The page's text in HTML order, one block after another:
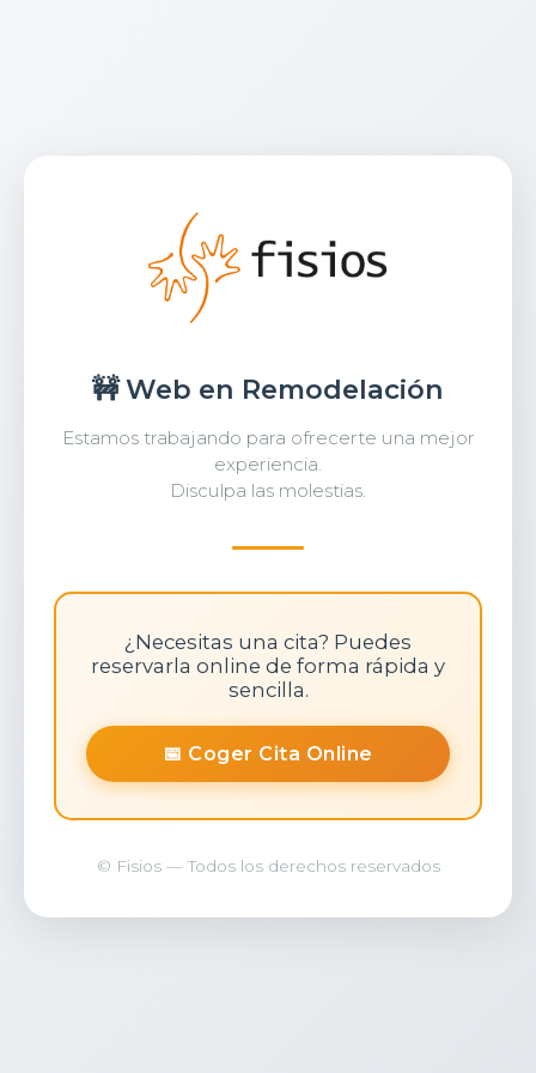
🚧 Web en Remodelación
Estamos trabajando para ofrecerte una mejor
experiencia.
Disculpa las molestias.
¿Necesitas una cita? Puedes
reservarla online de forma rápida y
sencilla.
📅 Coger Cita Online
© Fisios — Todos los derechos reservados